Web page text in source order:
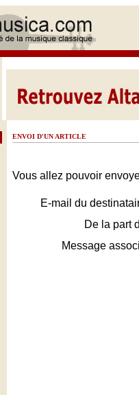
ENVOI D'UN ARTICLE
Vous allez pouvoir
E-mail du
De la part
Message